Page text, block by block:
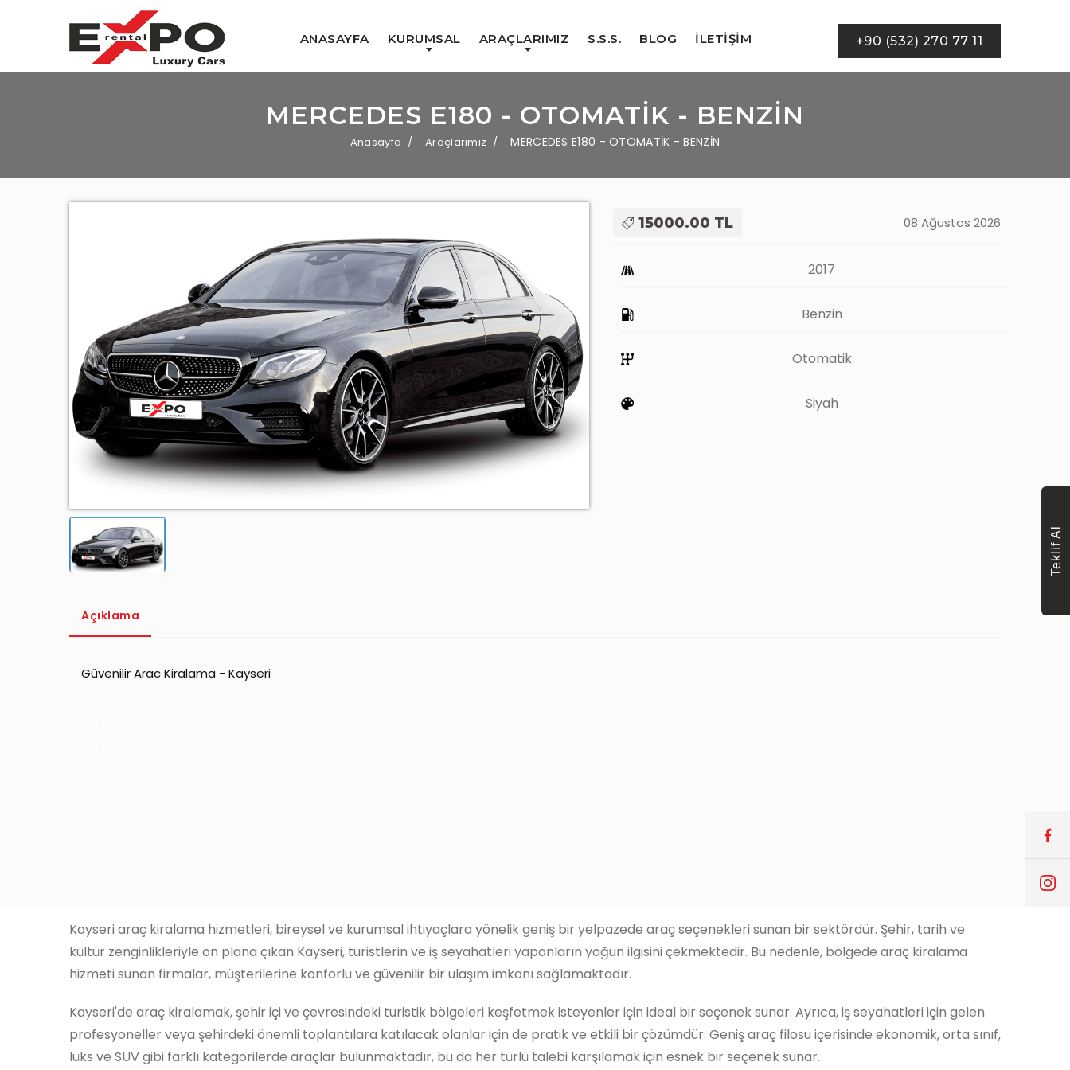
ANASAYFA KURUMSAL ARAÇLARIMIZ S.S.S. BLOG İLETIŞIM +90 (532) 270 77 11
MERCEDES E180 - OTOMATİK - BENZİN
Anasayfa Araçlarımız MERCEDES E180 - OTOMATİK - BENZİN
15000.00 TL 08 Ağustos 2026
2017
Benzin
Otomatik
Siyah
Açıklama
Güvenilir Arac Kiralama - Kayseri
Teklif Al
Kayseri araç kiralama hizmetleri, bireysel ve kurumsal ihtiyaçlara yönelik geniş bir yelpazede araç seçenekleri sunan bir sektördür. Şehir, tarih ve
kültür zenginlikleriyle ön plana çıkan Kayseri, turistlerin ve iş seyahatleri yapanların yoğun ilgisini çekmektedir. Bu nedenle, bölgede araç kiralama
hizmeti sunan firmalar, müşterilerine konforlu ve güvenilir bir ulaşım imkanı sağlamaktadır.
Kayseri'de araç kiralamak, şehir içi ve çevresindeki turistik bölgeleri keşfetmek isteyenler için ideal bir seçenek sunar. Ayrıca, iş seyahatleri için gelen
profesyoneller veya şehirdeki önemli toplantılara katılacak olanlar için de pratik ve etkili bir çözümdür. Geniş araç filosu içerisinde ekonomik, orta sınıf,
lüks ve SUV gibi farklı kategorilerde araçlar bulunmaktadır, bu da her türlü talebi karşılamak için esnek bir seçenek sunar.